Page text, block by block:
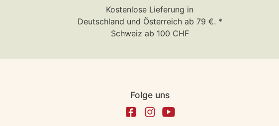
Kostenlose Lieferung in
Deutschland und Österreich ab 79 €. *
Schweiz ab 100 CHF
Folge uns